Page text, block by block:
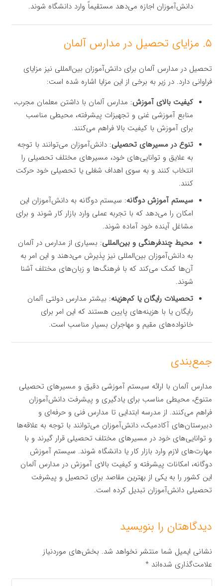
دانش‌آموزان اجازه می‌دهد مستقیماً وارد دانشگاه شوند.
۵. مزایای تحصیل در مدارس آلمان
تحصیل در مدارس آلمان برای دانش‌آموزان بین‌المللی نیز مزایای
فراوانی دارد. در زیر به برخی از این مزایا اشاره شده است:
کیفیت بالای آموزش: مدارس آلمان با داشتن معلمان مجرب،
منابع آموزشی غنی و تجهیزات پیشرفته، محیطی مناسب
برای آموزش با کیفیت بالا فراهم می‌کنند.
تنوع در مسیرهای تحصیلی: دانش‌آموزان می‌توانند با توجه
به علایق و توانایی‌های خود، مسیرهای مختلف تحصیلی را
انتخاب کنند و به سوی اهداف شغلی یا تحصیلی خود حرکت
کنند.
سیستم آموزش دوگانه: سیستم دوگانه به دانش‌آموزان این
امکان را می‌دهد که با تجربه عملی وارد بازار کار شوند و برای
مشاغل آینده خود آماده شوند.
محیط چندفرهنگی و بین‌المللی: بسیاری از مدارس در آلمان
به دانش‌آموزان بین‌المللی نیز پذیرش می‌دهند و این امر به
آن‌ها کمک می‌کند که با فرهنگ‌ها و زبان‌های مختلف آشنا
شوند.
تحصیلات رایگان یا کم‌هزینه: بیشتر مدارس دولتی آلمان
رایگان یا با هزینه‌های پایین هستند که این امر برای
خانواده‌های مقیم و مهاجران بسیار مناسب است.
جمع‌بندی
مدارس آلمان با ارائه سیستم آموزشی دقیق و مسیرهای تحصیلی
متنوع، محیطی مناسب برای یادگیری و پیشرفت دانش‌آموزان
فراهم می‌کنند. از مدرسه ابتدایی تا مدارس فنی و حرفه‌ای و
دبیرستان‌های آکادمیک، دانش‌آموزان می‌توانند با توجه به علاقه‌ها
و توانایی‌های خود در مسیرهای مختلف تحصیلی قرار گیرند و با
مهارت‌های لازم وارد بازار کار یا دانشگاه شوند. سیستم آموزش
دوگانه، امکانات پیشرفته و کیفیت بالای آموزش در مدارس آلمان
این کشور را به یکی از بهترین مقاصد برای تحصیل و پیشرفت
تحصیلی دانش‌آموزان تبدیل کرده است.
دیدگاهتان را بنویسید
نشانی ایمیل شما منتشر نخواهد شد. بخش‌های موردنیاز
علامت‌گذاری شده‌اند*